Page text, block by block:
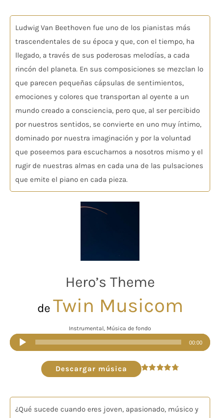
Ludwig Van Beethoven fue uno de los pianistas más
trascendentales de su época y que, con el tiempo, ha
llegado, a través de sus poderosas melodías, a cada
rincón del planeta. En sus composiciones se mezclan lo
que parecen pequeñas cápsulas de sentimientos,
emociones y colores que transportan al oyente a un
mundo creado a consciencia, pero que, al ser percibido
por nuestros sentidos, se convierte en uno muy íntimo,
dominado por nuestra imaginación y por la voluntad
que poseemos para escucharnos a nosotros mismo y el
rugir de nuestras almas en cada una de las pulsaciones
que emite el piano en cada pieza.
Hero’s Theme
de Twin Musicom
Instrumental, Música de fondo
Reproductor
de
audio
00:00
Descargar música
¿Qué sucede cuando eres joven, apasionado, músico y